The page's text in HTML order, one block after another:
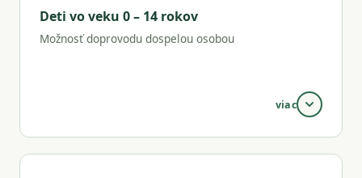
Deti vo veku 0 – 14 rokov
Možnosť doprovodu dospelou osobou
viac